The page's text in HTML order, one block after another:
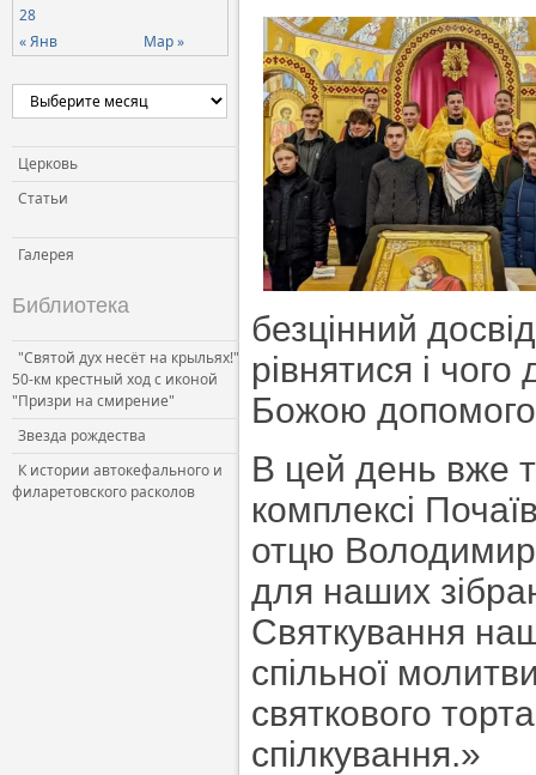
СОЦИАЛЬНОЕ
СЛУЖЕНИЕ
Церковь и власть
Церковь и общество
Церковь и СМИ
« Янв Мар »
28
Церковь
Статьи
Галерея
Библиотека
"Святой дух несёт на крыльях!"
50-км крестный ход с иконой
"Призри на смирение"
Звезда рождества
К истории автокефального и
филаретовского расколов
безцінний
рівнятися і
Божою
В цей день вже
комплексі
отцю
для наших
Святкування
спільної
святкового
спілкування.»